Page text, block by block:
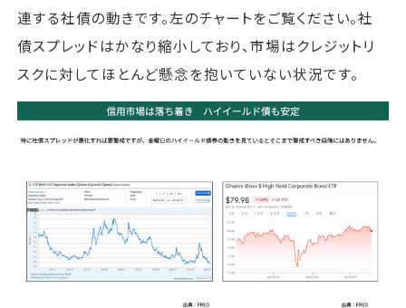
連する社債の動きです。左のチャートをご覧ください。社
債スプレッドはかなり縮小しており、市場はクレジットリ
スクに対してほとんど懸念を抱いていない状況です。